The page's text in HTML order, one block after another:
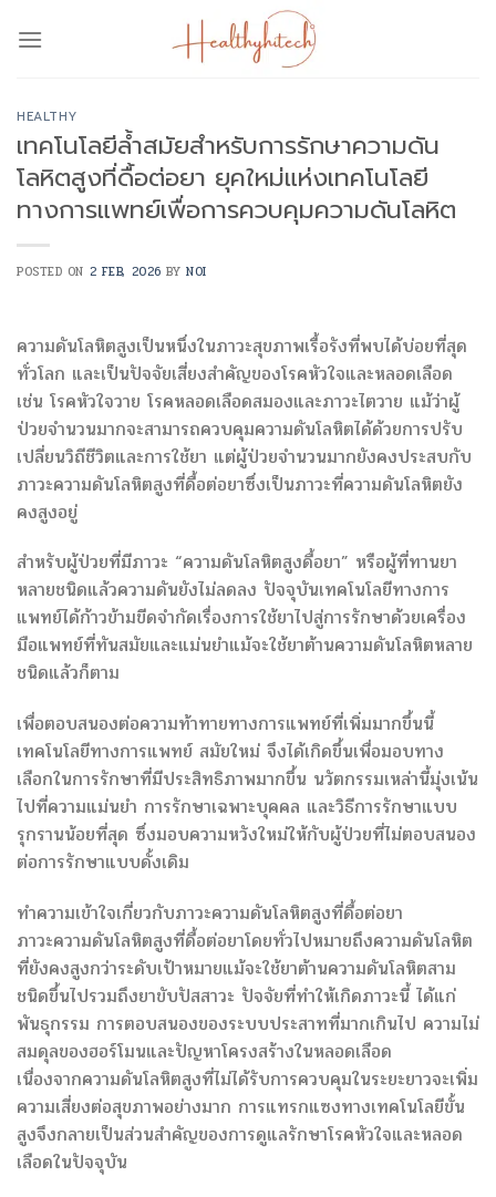
HEALTHY
เทคโนโลยีล้ำสมัยสำหรับการรักษาความดัน
โลหิตสูงที่ดื้อต่อยา ยุคใหม่แห่งเทคโนโลยี
ทางการแพทย์เพื่อการควบคุมความดันโลหิต
POSTED ON 2 FEB, 2026 BYNOI
ความดันโลหิตสูงเป็นหนึ่งในภาวะสุขภาพเรื้อรังที่พบได้บ่อยที่สุด
ทั่วโลก และเป็นปัจจัยเสี่ยงสำคัญของโรคหัวใจและหลอดเลือด
เช่น โรคหัวใจวาย โรคหลอดเลือดสมองและภาวะไตวาย แม้ว่าผู้
ป่วยจำนวนมากจะสามารถควบคุมความดันโลหิตได้ด้วยการปรับ
เปลี่ยนวิถีชีวิตและการใช้ยา แต่ผู้ป่วยจำนวนมากยังคงประสบกับ
ภาวะความดันโลหิตสูงที่ดื้อต่อยาซึ่งเป็นภาวะที่ความดันโลหิตยัง
คงสูงอยู่
สำหรับผู้ป่วยที่มีภาวะ “ความดันโลหิตสูงดื้อยา” หรือผู้ที่ทานยา
หลายชนิดแล้วความดันยังไม่ลดลง ปัจจุบันเทคโนโลยีทางการ
แพทย์ได้ก้าวข้ามขีดจำกัดเรื่องการใช้ยาไปสู่การรักษาด้วยเครื่อง
มือแพทย์ที่ทันสมัยและแม่นยำแม้จะใช้ยาต้านความดันโลหิตหลาย
ชนิดแล้วก็ตาม
เพื่อตอบสนองต่อความท้าทายทางการแพทย์ที่เพิ่มมากขึ้นนี้
เทคโนโลยีทางการแพทย์ สมัยใหม่ จึงได้เกิดขึ้นเพื่อมอบทาง
เลือกในการรักษาที่มีประสิทธิภาพมากขึ้น นวัตกรรมเหล่านี้มุ่งเน้น
ไปที่ความแม่นยำ การรักษาเฉพาะบุคคล และวิธีการรักษาแบบ
รุกรานน้อยที่สุด ซึ่งมอบความหวังใหม่ให้กับผู้ป่วยที่ไม่ตอบสนอง
ต่อการรักษาแบบดั้งเดิม
ทำความเข้าใจเกี่ยวกับภาวะความดันโลหิตสูงที่ดื้อต่อยา
ภาวะความดันโลหิตสูงที่ดื้อต่อยาโดยทั่วไปหมายถึงความดันโลหิต
ที่ยังคงสูงกว่าระดับเป้าหมายแม้จะใช้ยาต้านความดันโลหิตสาม
ชนิดขึ้นไปรวมถึงยาขับปัสสาวะ ปัจจัยที่ทำให้เกิดภาวะนี้ ได้แก่
พันธุกรรม การตอบสนองของระบบประสาทที่มากเกินไป ความไม่
สมดุลของฮอร์โมนและปัญหาโครงสร้างในหลอดเลือด
เนื่องจากความดันโลหิตสูงที่ไม่ได้รับการควบคุมในระยะยาวจะเพิ่ม
ความเสี่ยงต่อสุขภาพอย่างมาก การแทรกแซงทางเทคโนโลยีขั้น
สูงจึงกลายเป็นส่วนสำคัญของการดูแลรักษาโรคหัวใจและหลอด
เลือดในปัจจุบัน